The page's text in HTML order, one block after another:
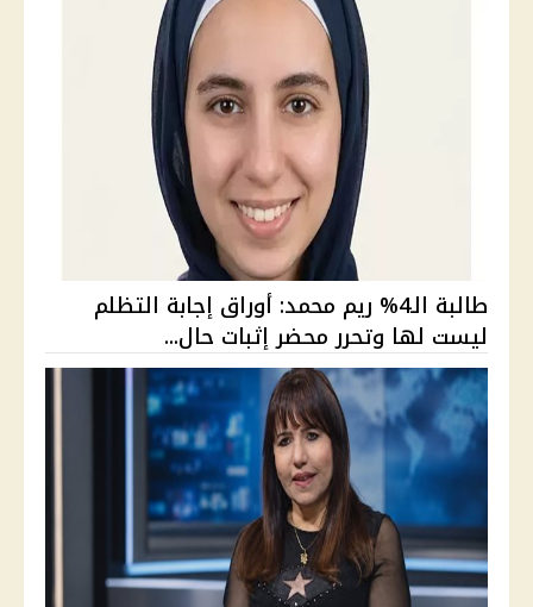
طالبة الـ4% ريم محمد: أوراق إجابة التظلم
ليست لها وتحرر محضر إثبات حال...